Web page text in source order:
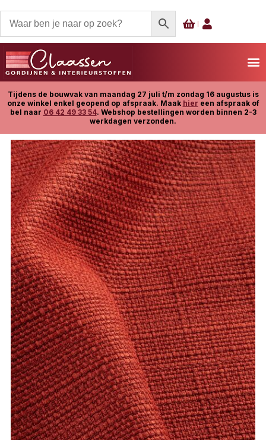
Tijdens de bouwvak van maandag 27 juli t/m zondag 16 augustus is
onze winkel enkel geopend op afspraak. Maak hier een afspraak of
bel naar 06 42 49 33 54. Webshop bestellingen worden binnen 2-3
werkdagen verzonden.